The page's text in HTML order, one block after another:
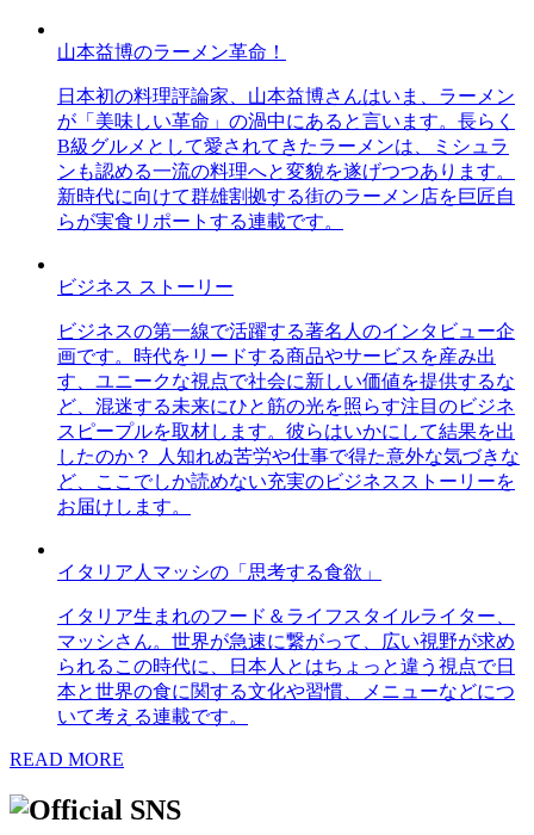
山本益博のラーメン革命！
日本初の料理評論家、山本益博さんはいま、ラーメン
が「美味しい革命」の渦中にあると言います。長らく
B級グルメとして愛されてきたラーメンは、ミシュラ
ンも認める一流の料理へと変貌を遂げつつあります。
新時代に向けて群雄割拠する街のラーメン店を巨匠自
らが実食リポートする連載です。
ビジネス ストーリー
ビジネスの第一線で活躍する著名人のインタビュー企
画です。時代をリードする商品やサービスを産み出
す、ユニークな視点で社会に新しい価値を提供するな
ど、混迷する未来にひと筋の光を照らす注目のビジネ
スピープルを取材します。彼らはいかにして結果を出
したのか？ 人知れぬ苦労や仕事で得た意外な気づきな
ど、ここでしか読めない充実のビジネスストーリーを
お届けします。
イタリア人マッシの「思考する食欲」
イタリア生まれのフード＆ライフスタイルライター、
マッシさん。世界が急速に繋がって、広い視野が求め
られるこの時代に、日本人とはちょっと違う視点で日
本と世界の食に関する文化や習慣、メニューなどにつ
いて考える連載です。
READ MORE